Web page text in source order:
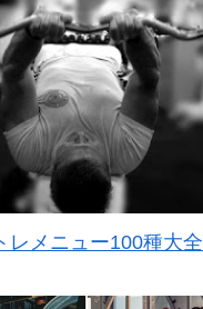
レメニュー100種大全